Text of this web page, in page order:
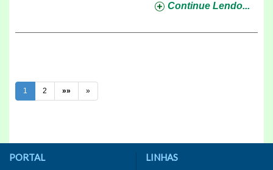
Continue Lendo...
1 2 »» »
PORTAL LINHAS